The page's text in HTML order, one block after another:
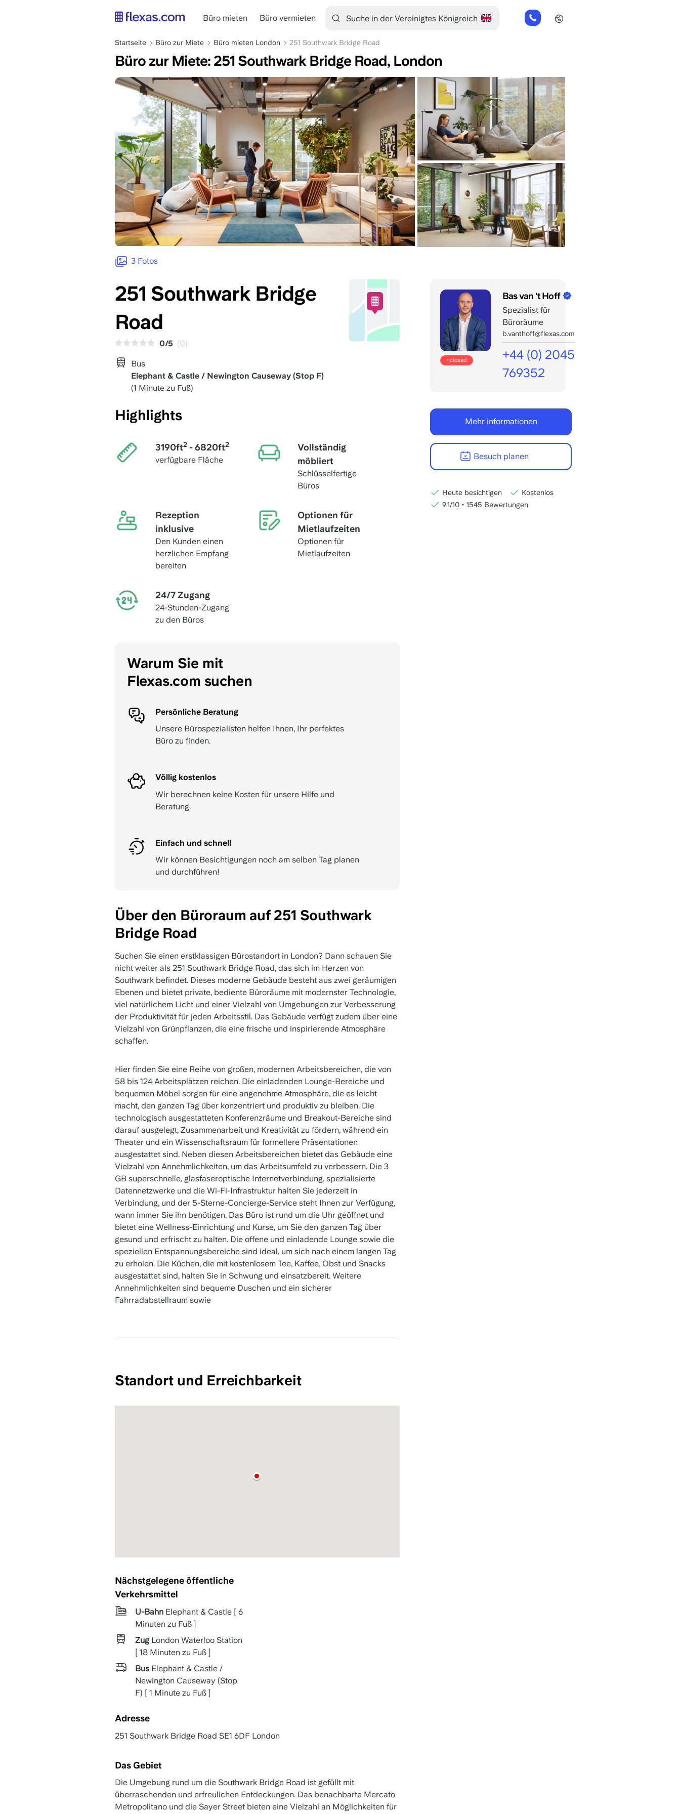
main
DE
Büro mieten Büro vermieten
+44
(0)
Pfadnavigation
Startseite Büro zur Miete Büro mieten London 251 Southwark Bridge Road
Büro zur Miete: 251 Southwark Bridge Road, London
3 Fotos
251 Southwark Bridge
Road
0/5 (0)
Bus
Elephant & Castle / Newington Causeway (Stop F)
(1 Minute zu Fuß)
Highlights
3190ft2- 6820ft2
verfügbare Fläche
Vollständig
möbliert
Schlüsselfertige
Büros
Rezeption
inklusive
Den Kunden einen
herzlichen Empfang
bereiten
Optionen für
Mietlaufzeiten
Optionen für
Mietlaufzeiten
24/7 Zugang
24-Stunden-Zugang
zu den Büros
Warum Sie mit
Flexas.com suchen
Persönliche Beratung
Unsere Bürospezialisten helfen Ihnen, Ihr perfektes
Büro zu finden.
Völlig kostenlos
Wir berechnen keine Kosten für unsere Hilfe und
Beratung.
Einfach und schnell
Wir können Besichtigungen noch am selben Tag planen
und durchführen!
Über den Büroraum auf 251 Southwark
Bridge Road
Suchen Sie einen erstklassigen Bürostandort in London? Dann schauen Sie
nicht weiter als 251 Southwark Bridge Road, das sich im Herzen von
Southwark befindet. Dieses moderne Gebäude besteht aus zwei geräumigen
Ebenen und bietet private, bediente Büroräume mit modernster Technologie,
viel natürlichem Licht und einer Vielzahl von Umgebungen zur Verbesserung
der Produktivität für jeden Arbeitsstil. Das Gebäude verfügt zudem über eine
Vielzahl von Grünpflanzen, die eine frische und inspirierende Atmosphäre
schaffen.
Hier finden Sie eine Reihe von großen, modernen Arbeitsbereichen, die von
58 bis 124 Arbeitsplätzen reichen. Die einladenden Lounge-Bereiche und
bequemen Möbel sorgen für eine angenehme Atmosphäre, die es leicht
macht, den ganzen Tag über konzentriert und produktiv zu bleiben. Die
technologisch ausgestatteten Konferenzräume und Breakout-Bereiche sind
darauf ausgelegt, Zusammenarbeit und Kreativität zu fördern, während ein
Theater und ein Wissenschaftsraum für formellere Präsentationen
ausgestattet sind. Neben diesen Arbeitsbereichen bietet das Gebäude eine
Vielzahl von Annehmlichkeiten, um das Arbeitsumfeld zu verbessern. Die 3
GB superschnelle, glasfaseroptische Internetverbindung, spezialisierte
Datennetzwerke und die Wi-Fi-Infrastruktur halten Sie jederzeit in
Verbindung, und der 5-Sterne-Concierge-Service steht Ihnen zur Verfügung,
wann immer Sie ihn benötigen. Das Büro ist rund um die Uhr geöffnet und
bietet eine Wellness-Einrichtung und Kurse, um Sie den ganzen Tag über
gesund und erfrischt zu halten. Die offene und einladende Lounge sowie die
speziellen Entspannungsbereiche sind ideal, um sich nach einem langen Tag
zu erholen. Die Küchen, die mit kostenlosem Tee, Kaffee, Obst und Snacks
ausgestattet sind, halten Sie in Schwung und einsatzbereit. Weitere
Annehmlichkeiten sind bequeme Duschen und ein sicherer
Fahrradabstellraum sowie
Standort und Erreichbarkeit
Nächstgelegene öffentliche
Verkehrsmittel
U-BahnElephant & Castle [ 6
Minuten zu Fuß ]
ZugLondon Waterloo Station
[ 18 Minuten zu Fuß ]
BusElephant & Castle /
Newington Causeway (Stop
F) [ 1 Minute zu Fuß ]
Adresse
251 Southwark Bridge Road SE1 6DF London
Das Gebiet
Die Umgebung rund um die Southwark Bridge Road ist gefüllt mit
überraschenden und erfreulichen Entdeckungen. Das benachbarte Mercato
Metropolitano und die Sayer Street bieten eine Vielzahl an Möglichkeiten für
• closed
Bas van 't Hoff
Spezialist für
Büroräume
b.vanthoff@flexas.com
+44 (0) 2045
769352
Anrufe
bis:
-
22:00
Mehr informationen
Besuch planen
Heute besichtigen
Kostenlos
9.1/10 • 1545 Bewertungen